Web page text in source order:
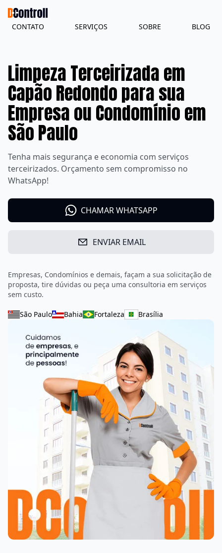
CONTATO SERVIÇOS SOBRE BLOG
Limpeza Terceirizada em
Capão Redondo para sua
Empresa ou Condomínio em
São Paulo
Tenha mais segurança e economia com serviços
terceirizados. Orçamento sem compromisso no
WhatsApp!
CHAMAR WHATSAPP
ENVIAR EMAIL
Empresas, Condomínios e demais, façam a sua solicitação de
proposta, tire dúvidas ou peça uma consultoria em serviços
sem custo.
São Paulo Bahia Fortaleza Brasília